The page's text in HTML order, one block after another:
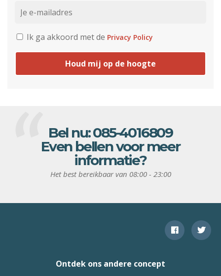
Ik ga akkoord met de Privacy Policy
Houd mij op de hoogte
Bel nu:085-4016809
Even bellen voor meer
informatie?
Het best bereikbaar van 08:00 - 23:00
Ontdek ons andere concept